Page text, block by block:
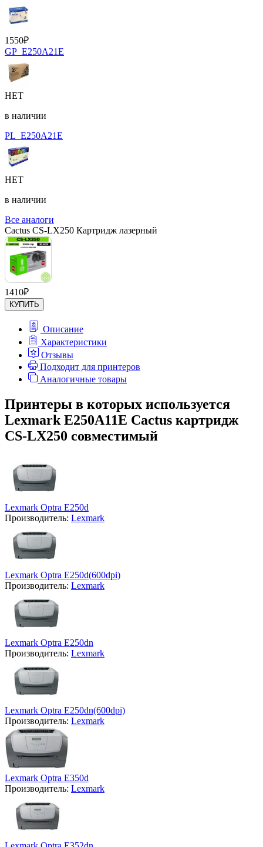
1550₽
GP_E250A21E
НЕТ
в наличии
PL_E250A21E
НЕТ
в наличии
Все аналоги
Cactus CS-LX250 Картридж лазерный
1410₽
КУПИТЬ
Описание
Характеристики
Отзывы
Подходит для принтеров
Аналогичные товары
Принтеры в которых используется
Lexmark E250A11E Cactus картридж
CS-LX250 совместимый
Lexmark Optra E250d
Производитель: Lexmark
Lexmark Optra E250d(600dpi)
Производитель: Lexmark
Lexmark Optra E250dn
Производитель: Lexmark
Lexmark Optra E250dn(600dpi)
Производитель: Lexmark
Lexmark Optra E350d
Производитель: Lexmark